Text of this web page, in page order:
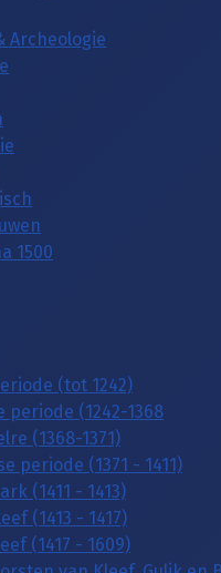
Archeologie
1500
(tot 1242)
periode (1242-1368
(1368-1371)
periode (1371 - 1411)
(1411 - 1413)
(1413 - 1417)
(1417 - 1609)